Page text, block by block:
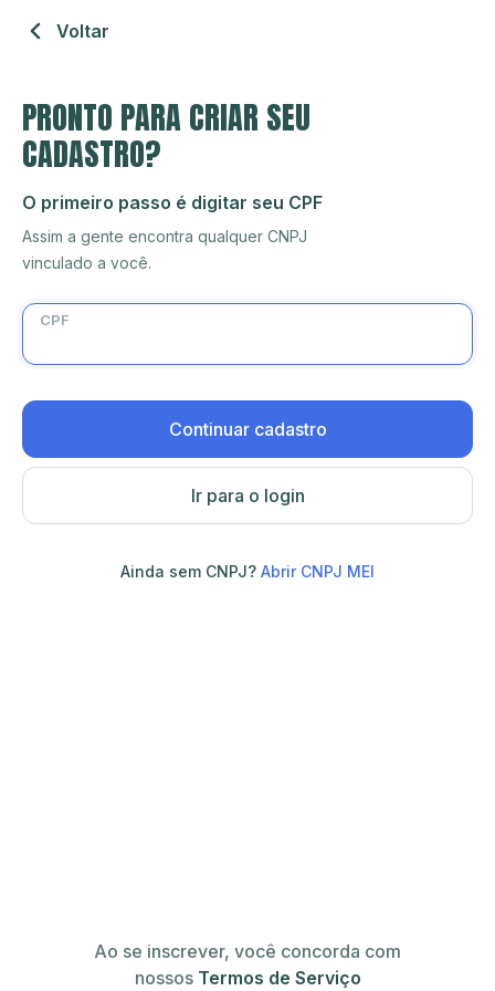
Voltar
PRONTO PARA CRIAR SEU
CADASTRO?
O primeiro passo é digitar seu CPF
Assim a gente encontra qualquer CNPJ
vinculado a você.
CPF
Continuar cadastro
Ir para o login
Ainda sem CNPJ? Abrir CNPJ MEI
Ao se inscrever, você concorda com
nossos Termos de Serviço